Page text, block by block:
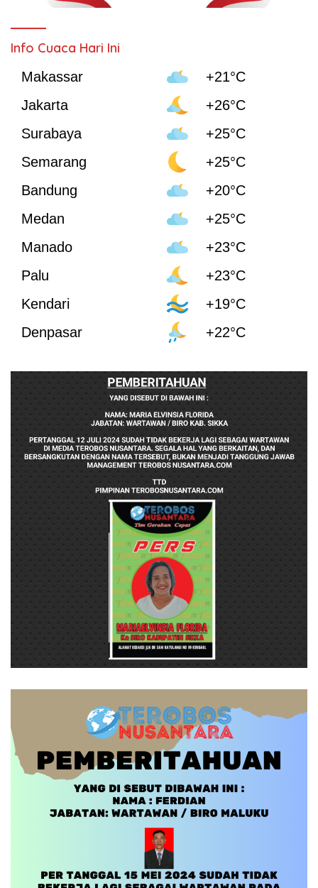
Info Cuaca Hari Ini
Makassar
+21°C
Jakarta
+26°C
Surabaya
+25°C
Semarang
+25°C
Bandung
+20°C
Medan
+25°C
Manado
+23°C
Palu
+23°C
Kendari
+19°C
Denpasar
+22°C